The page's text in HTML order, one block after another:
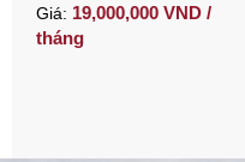
phòng ngủ
Giá: 19,000,000 VND /
tháng